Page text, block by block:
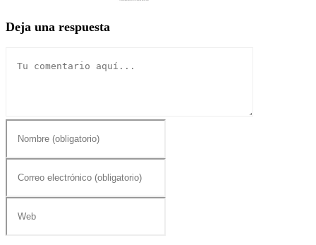
Deja una respuesta
Introduce
o
nombre
usuario
comentar
Introduce
de
correo
electrónico
para
Introduce
de